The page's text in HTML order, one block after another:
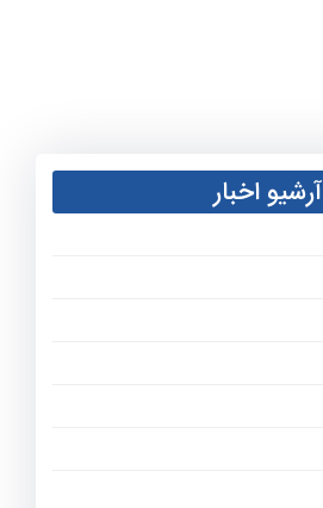
آرشیو اخبار